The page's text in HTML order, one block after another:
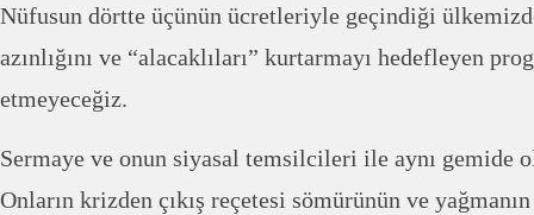
Nüfusun dörtte üçünün ücretleriyle geçindiği
azınlığını ve “alacaklıları” kurtarmayı hedefleyen
etmeyeceğiz.
Sermaye ve onun siyasal temsilcileri ile aynı gemide
Onların krizden çıkış reçetesi sömürünün ve